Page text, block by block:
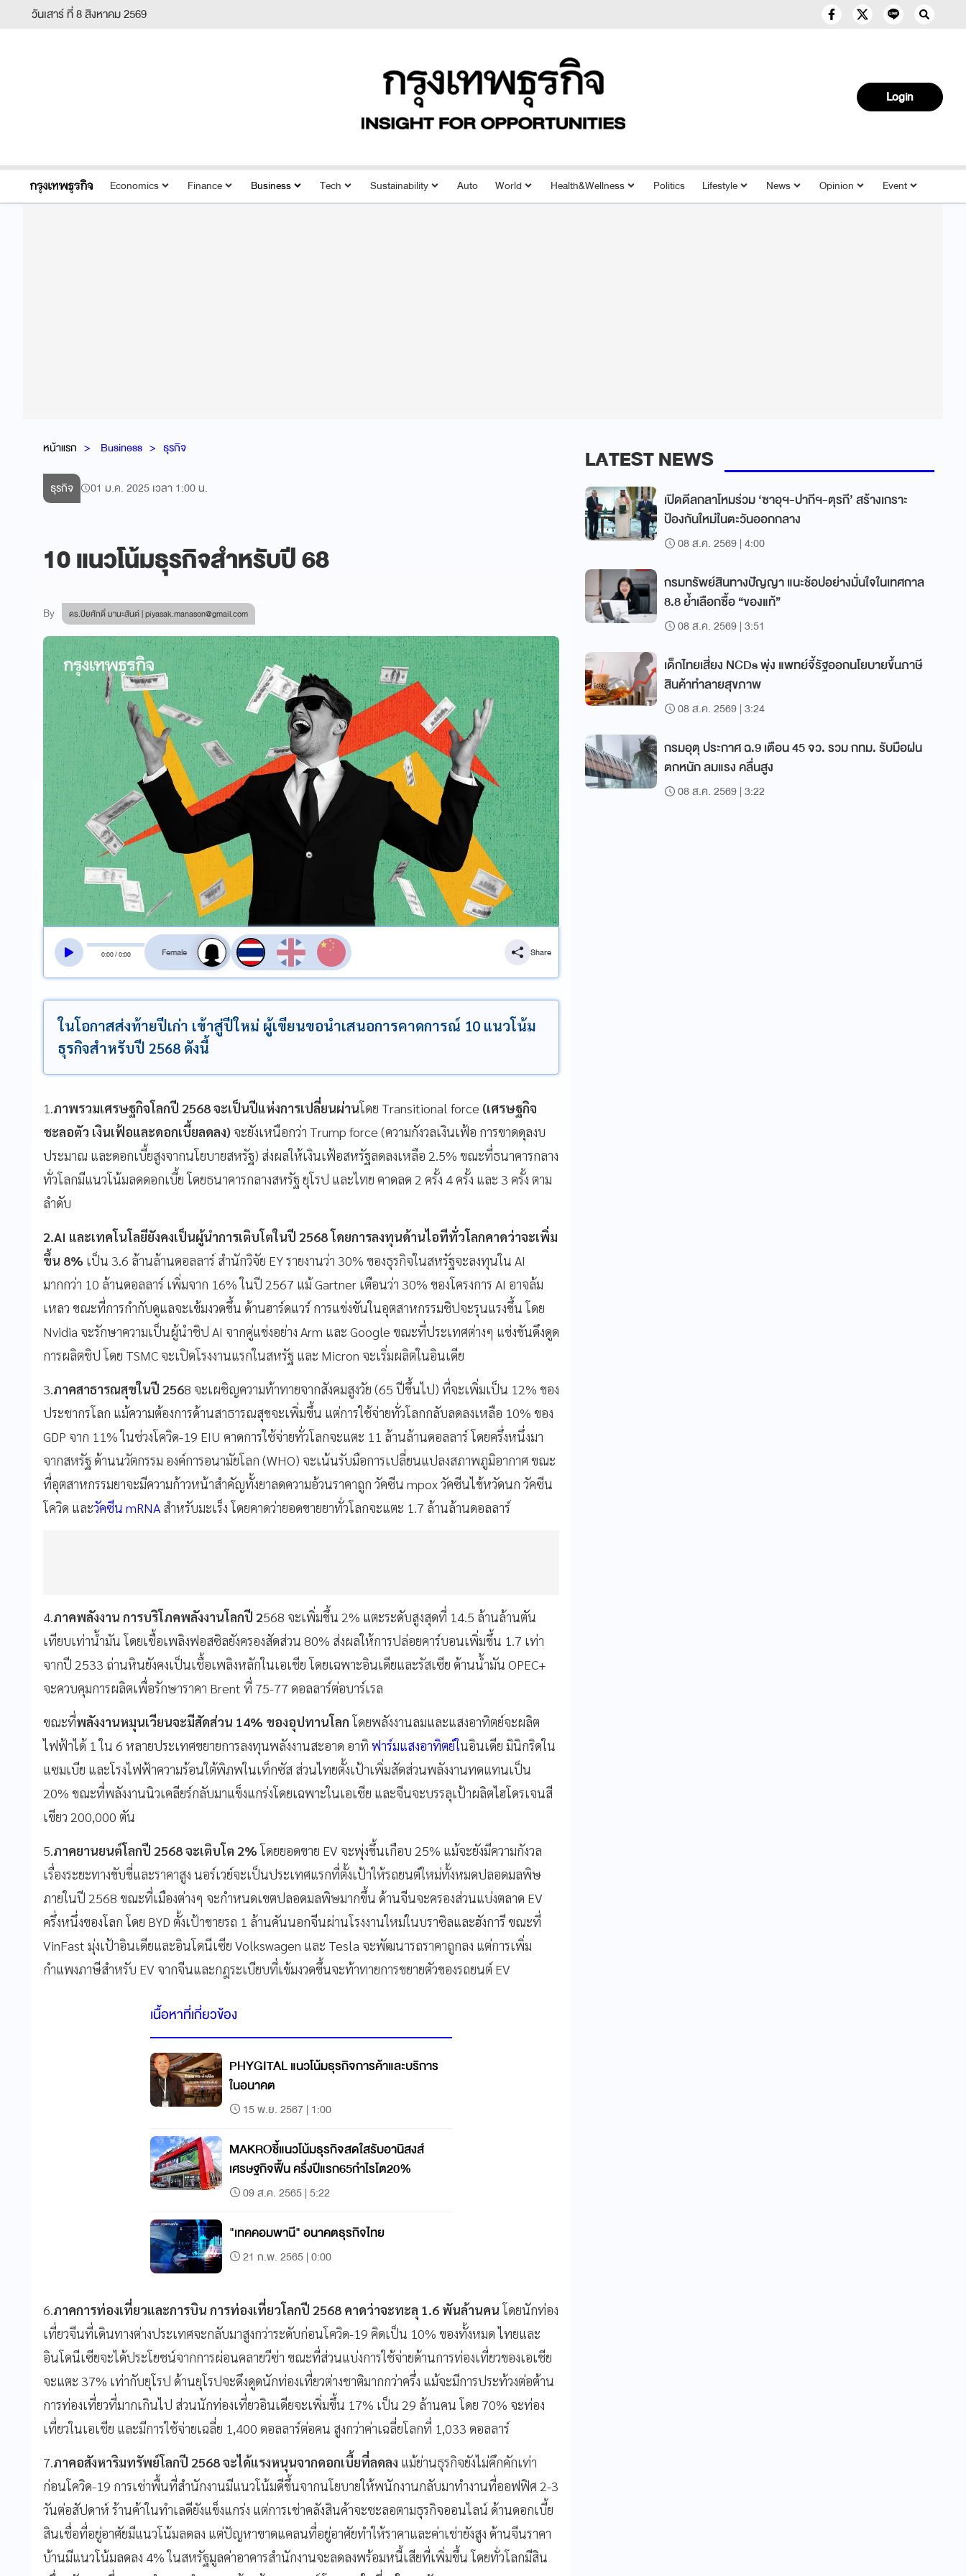
วันเสาร์ ที่ 8 สิงหาคม 2569
Login
Economics Finance Business Tech Sustainability Auto World Health&Wellness Politics Lifestyle News Opinion Event
หน้าแรก Business ธุรกิจ
ธุรกิจ 01 ม.ค. 2025 เวลา 1:00 น.
10 แนวโน้มธุรกิจสำหรับปี 68
By ดร.ปิยศักดิ์ มานะสันต์ |piyasak.manason@gmail.com
0:00/0:00
สลับเสียงอ่าน
Share
ในโอกาสส่งท้ายปีเก่า เข้าสู่ปีใหม่ ผู้เขียนขอนำเสนอการคาดการณ์ 10 แนวโน้ม
ธุรกิจสำหรับปี 2568 ดังนี้
1.ภาพรวมเศรษฐกิจโลกปี 2568 จะเป็นปีแห่งการเปลี่ยนผ่านโดย Transitional force (เศรษฐกิจ
ชะลอตัว เงินเฟ้อและดอกเบี้ยลดลง) จะยังเหนือกว่า Trump force (ความกังวลเงินเฟ้อ การขาดดุลงบ
ประมาณ และดอกเบี้ยสูงจากนโยบายสหรัฐ) ส่งผลให้เงินเฟ้อสหรัฐลดลงเหลือ 2.5% ขณะที่ธนาคารกลาง
ทั่วโลกมีแนวโน้มลดดอกเบี้ย โดยธนาคารกลางสหรัฐ ยุโรป และไทย คาดลด 2 ครั้ง 4 ครั้ง และ 3 ครั้ง ตาม
ลำดับ
2.AI และเทคโนโลยียังคงเป็นผู้นำการเติบโตในปี 2568 โดยการลงทุนด้านไอทีทั่วโลกคาดว่าจะเพิ่ม
ขึ้น 8% เป็น 3.6 ล้านล้านดอลลาร์ สำนักวิจัย EY รายงานว่า 30% ของธุรกิจในสหรัฐจะลงทุนใน AI
มากกว่า 10 ล้านดอลลาร์ เพิ่มจาก 16% ในปี 2567 แม้ Gartner เตือนว่า 30% ของโครงการ AI อาจล้ม
เหลว ขณะที่การกำกับดูแลจะเข้มงวดขึ้น ด้านฮาร์ดแวร์ การแข่งขันในอุตสาหกรรมชิปจะรุนแรงขึ้น โดย
Nvidia จะรักษาความเป็นผู้นำชิป AI จากคู่แข่งอย่าง Arm และ Google ขณะที่ประเทศต่างๆ แข่งขันดึงดูด
การผลิตชิป โดย TSMC จะเปิดโรงงานแรกในสหรัฐ และ Micron จะเริ่มผลิตในอินเดีย
3.ภาคสาธารณสุขในปี 2568 จะเผชิญความท้าทายจากสังคมสูงวัย (65 ปีขึ้นไป) ที่จะเพิ่มเป็น 12% ของ
ประชากรโลก แม้ความต้องการด้านสาธารณสุขจะเพิ่มขึ้น แต่การใช้จ่ายทั่วโลกกลับลดลงเหลือ 10% ของ
GDP จาก 11% ในช่วงโควิด-19 EIU คาดการใช้จ่ายทั่วโลกจะแตะ 11 ล้านล้านดอลลาร์ โดยครึ่งหนึ่งมา
จากสหรัฐ ด้านนวัตกรรม องค์การอนามัยโลก (WHO) จะเน้นรับมือการเปลี่ยนแปลงสภาพภูมิอากาศ ขณะ
ที่อุตสาหกรรมยาจะมีความก้าวหน้าสำคัญทั้งยาลดความอ้วนราคาถูก วัคซีน mpox วัคซีนไข้หวัดนก วัคซีน
โควิด และวัคซีน mRNA สำหรับมะเร็ง โดยคาดว่ายอดขายยาทั่วโลกจะแตะ 1.7 ล้านล้านดอลลาร์
4.ภาคพลังงาน การบริโภคพลังงานโลกปี 2568 จะเพิ่มขึ้น 2% แตะระดับสูงสุดที่ 14.5 ล้านล้านตัน
เทียบเท่าน้ำมัน โดยเชื้อเพลิงฟอสซิลยังครองสัดส่วน 80% ส่งผลให้การปล่อยคาร์บอนเพิ่มขึ้น 1.7 เท่า
จากปี 2533 ถ่านหินยังคงเป็นเชื้อเพลิงหลักในเอเชีย โดยเฉพาะอินเดียและรัสเซีย ด้านน้ำมัน OPEC+
จะควบคุมการผลิตเพื่อรักษาราคา Brent ที่ 75-77 ดอลลาร์ต่อบาร์เรล
ขณะที่พลังงานหมุนเวียนจะมีสัดส่วน 14% ของอุปทานโลกโดยพลังงานลมและแสงอาทิตย์จะผลิต
ไฟฟ้าได้ 1 ใน 6 หลายประเทศขยายการลงทุนพลังงานสะอาด อาทิ ฟาร์มแสงอาทิตย์ในอินเดีย มินิกริดใน
แซมเบีย และโรงไฟฟ้าความร้อนใต้พิภพในเท็กซัส ส่วนไทยตั้งเป้าเพิ่มสัดส่วนพลังงานทดแทนเป็น
20% ขณะที่พลังงานนิวเคลียร์กลับมาแข็งแกร่งโดยเฉพาะในเอเชีย และจีนจะบรรลุเป้าผลิตไฮโดรเจนสี
เขียว 200,000 ตัน
5.ภาคยานยนต์โลกปี 2568 จะเติบโต 2%โดยยอดขาย EV จะพุ่งขึ้นเกือบ 25% แม้จะยังมีความกังวล
เรื่องระยะทางขับขี่และราคาสูง นอร์เวย์จะเป็นประเทศแรกที่ตั้งเป้าให้รถยนต์ใหม่ทั้งหมดปลอดมลพิษ
ภายในปี 2568 ขณะที่เมืองต่างๆ จะกำหนดเขตปลอดมลพิษมากขึ้น ด้านจีนจะครองส่วนแบ่งตลาด EV
ครึ่งหนึ่งของโลก โดย BYD ตั้งเป้าขายรถ 1 ล้านคันนอกจีนผ่านโรงงานใหม่ในบราซิลและฮังการี ขณะที่
VinFast มุ่งเป้าอินเดียและอินโดนีเซีย Volkswagen และ Tesla จะพัฒนารถราคาถูกลง แต่การเพิ่ม
กำแพงภาษีสำหรับ EV จากจีนและกฎระเบียบที่เข้มงวดขึ้นจะท้าทายการขยายตัวของรถยนต์ EV
เนื้อหาที่เกี่ยวข้อง
PHYGITAL แนวโน้มธุรกิจการค้าและบริการ
ในอนาคต
15 พ.ย. 2567 | 1:00
MAKROชี้แนวโน้มธุรกิจสดใสรับอานิสงส์
เศรษฐกิจฟื้น ครึ่งปีแรก65กำไรโต20%
09 ส.ค. 2565 | 5:22
"เทคคอมพานี" อนาคตธุรกิจไทย
21 ก.พ. 2565 | 0:00
6.ภาคการท่องเที่ยวและการบิน การท่องเที่ยวโลกปี 2568 คาดว่าจะทะลุ 1.6 พันล้านคนโดยนักท่อง
เที่ยวจีนที่เดินทางต่างประเทศจะกลับมาสูงกว่าระดับก่อนโควิด-19 คิดเป็น 10% ของทั้งหมด ไทยและ
อินโดนีเซียจะได้ประโยชน์จากการผ่อนคลายวีซ่า ขณะที่ส่วนแบ่งการใช้จ่ายด้านการท่องเที่ยวของเอเชีย
จะแตะ 37% เท่ากับยุโรป ด้านยุโรปจะดึงดูดนักท่องเที่ยวต่างชาติมากกว่าครึ่ง แม้จะมีการประท้วงต่อต้าน
การท่องเที่ยวที่มากเกินไป ส่วนนักท่องเที่ยวอินเดียจะเพิ่มขึ้น 17% เป็น 29 ล้านคน โดย 70% จะท่อง
เที่ยวในเอเชีย และมีการใช้จ่ายเฉลี่ย 1,400 ดอลลาร์ต่อคน สูงกว่าค่าเฉลี่ยโลกที่ 1,033 ดอลลาร์
7.ภาคอสังหาริมทรัพย์โลกปี 2568 จะได้แรงหนุนจากดอกเบี้ยที่ลดลง แม้ย่านธุรกิจยังไม่คึกคักเท่า
ก่อนโควิด-19 การเช่าพื้นที่สำนักงานมีแนวโน้มดีขึ้นจากนโยบายให้พนักงานกลับมาทำงานที่ออฟฟิศ 2-3
วันต่อสัปดาห์ ร้านค้าในทำเลดียังแข็งแกร่ง แต่การเช่าคลังสินค้าจะชะลอตามธุรกิจออนไลน์ ด้านดอกเบี้ย
สินเชื่อที่อยู่อาศัยมีแนวโน้มลดลง แต่ปัญหาขาดแคลนที่อยู่อาศัยทำให้ราคาและค่าเช่ายังสูง ด้านจีนราคา
บ้านมีแนวโน้มลดลง 4% ในสหรัฐมูลค่าอาคารสำนักงานจะลดลงพร้อมหนี้เสียที่เพิ่มขึ้น โดยทั่วโลกมีสิน
LATEST NEWS
เปิดดีลกลาโหมร่วม ‘ซาอุฯ-ปากีฯ-ตุรกี’ สร้างเกราะ
ป้องกันใหม่ในตะวันออกกลาง
08 ส.ค. 2569 | 4:00
กรมทรัพย์สินทางปัญญา แนะช้อปอย่างมั่นใจในเทศกาล
8.8 ย้ำเลือกซื้อ “ของแท้”
08 ส.ค. 2569 | 3:51
เด็กไทยเสี่ยง NCDs พุ่ง แพทย์จี้รัฐออกนโยบายขึ้นภาษี
สินค้าทำลายสุขภาพ
08 ส.ค. 2569 | 3:24
กรมอุตุ ประกาศ ฉ.9 เตือน 45 จว. รวม กทม. รับมือฝน
ตกหนัก ลมแรง คลื่นสูง
08 ส.ค. 2569 | 3:22